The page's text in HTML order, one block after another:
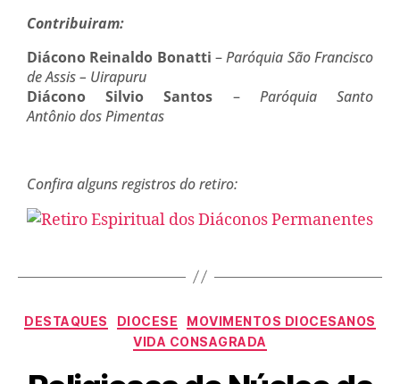
Contribuiram:
Diácono Reinaldo Bonatti –Paróquia São Francisco
de Assis – Uirapuru
Diácono Silvio Santos – Paróquia Santo
Antônio dos Pimentas
Confira alguns registros do retiro:
DESTAQUES DIOCESE
MOVIMENTOS DIOCESANOS
VIDA CONSAGRADA